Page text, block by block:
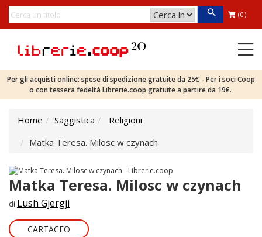
(0)
Per gli acquisti online: spese di spedizione gratuite da 25€ - Per i soci Coop
o con tessera fedeltà Librerie.coop gratuite a partire da 19€.
Home Saggistica
Religioni
Matka Teresa. Milosc w czynach
Matka Teresa. Milosc w czynach
di Lush Gjergji
CARTACEO